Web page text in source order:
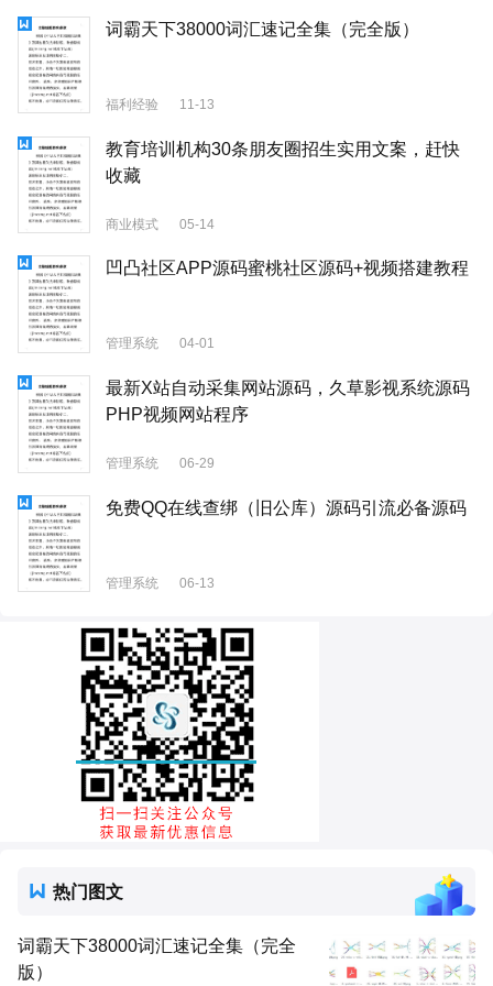
词霸天下38000词汇速记全集（完全版）
福利经验 11-13
教育培训机构30条朋友圈招生实用文案，赶快
收藏
商业模式 05-14
凹凸社区APP源码蜜桃社区源码+视频搭建教程
管理系统 04-01
最新X站自动采集网站源码，久草影视系统源码
PHP视频网站程序
管理系统 06-29
免费QQ在线查绑（旧公库）源码引流必备源码
管理系统 06-13
热门图文
词霸天下38000词汇速记全集（完全
版）